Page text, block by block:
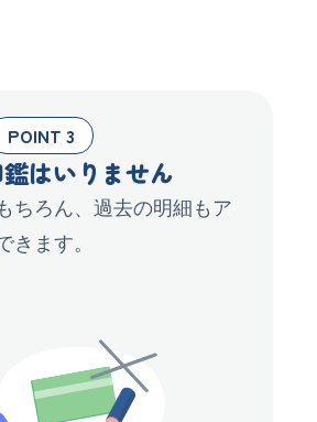
POINT 3
はいりません
ちろん、過去の明細もア
きます。